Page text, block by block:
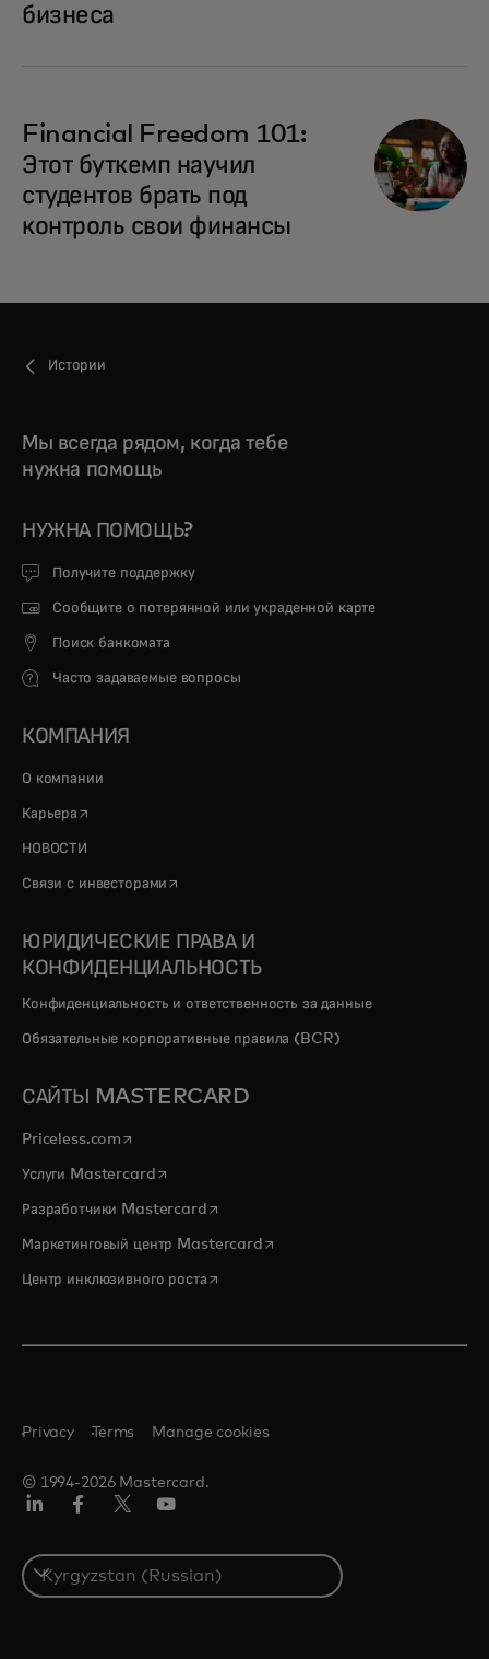
бизнеса
Financial Freedom 101:
Этот буткемп научил
студентов брать под
контроль свои финансы
Истории
Мы всегда рядом, когда тебе
нужна помощь
НУЖНА ПОМОЩЬ?
Получите поддержку
Сообщите о потерянной или украденной карте
Поиск банкомата
Часто задаваемые вопросы
КОМПАНИЯ
О компании
Карьера opens in a new tab
НОВОСТИ
Связи с инвесторами opens in a new tab
ЮРИДИЧЕСКИЕ ПРАВА И
КОНФИДЕНЦИАЛЬНОСТЬ
Конфиденциальность и ответственность за данные
Обязательные корпоративные правила (BCR)
САЙТЫ MASTERCARD
Priceless.com opens in a new tab
Услуги Mastercardopens in a new tab
Разработчики Mastercardopens in a new tab
Маркетинговый центр Mastercardopens in a new tab
Центр инклюзивного ростаopens in a new tab
© 1994-2026 Mastercard.
Privacy Terms Manage cookies
Select
a
country